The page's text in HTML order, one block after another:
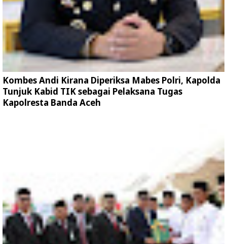
Kombes Andi Kirana Diperiksa Mabes Polri, Kapolda
Tunjuk Kabid TIK sebagai Pelaksana Tugas
Kapolresta Banda Aceh